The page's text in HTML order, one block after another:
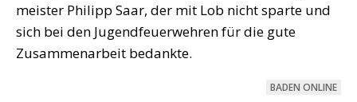
meis­ter Phil­ipp Saar, der mit Lob nicht spar­te und
sich bei den Jugend­feu­er­weh­ren für die gute
Zusam­men­ar­beit bedankte.
BADEN ONLINE